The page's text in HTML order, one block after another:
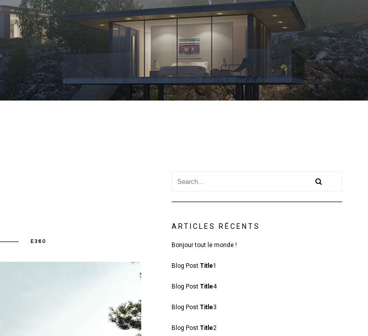
E360
ARTICLES RÉCENTS
Bonjour tout le monde !
Blog Post Title1
Blog Post Title4
Blog Post Title3
Blog Post Title2